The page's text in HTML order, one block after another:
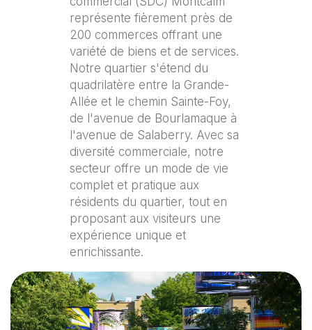
représente fièrement près de
200 commerces offrant une
variété de biens et de services.
Notre quartier s'étend du
quadrilatère entre la Grande-
Allée et le chemin Sainte-Foy,
de l'avenue de Bourlamaque à
l'avenue de Salaberry. Avec sa
diversité commerciale, notre
secteur offre un mode de vie
complet et pratique aux
résidents du quartier, tout en
proposant aux visiteurs une
expérience unique et
enrichissante.